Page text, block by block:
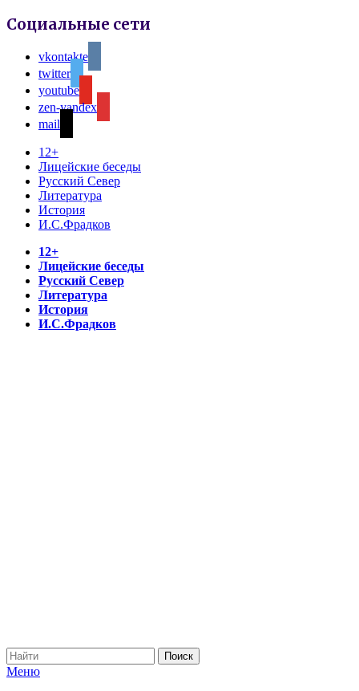
Социальные сети
vkontakte
twitter
youtube
zen-yandex
mail
12+
Лицейские беседы
Русский Север
Литература
История
И.С.Фрадков
12+
Лицейские беседы
Русский Север
Литература
История
И.С.Фрадков
Меню